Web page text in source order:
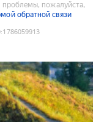
проблемы, пожалуйста,
обратной связи
:1786059913